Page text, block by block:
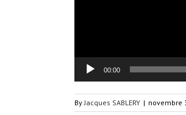
00:00
ByJacques SABLERY | novembre